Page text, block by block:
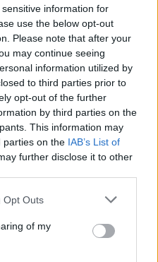
information for
use the below opt-out
Please note that after your
may continue seeing
information utilized by
to third parties prior to
opt-out of the further
by third parties on the
This information may
parties on the IAB’s List of
further disclose it to other
uses one or more Google
behaviour. You may click to
and its third-party tags to
purposes in below Google
Opt Outs
of my